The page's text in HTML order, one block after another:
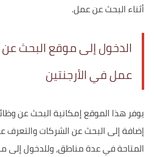
أثناء البحث عن عمل.
الدخول إلى موقع البحث
عمل في الأرجنتين
يوفر هذا الموقع إمكانية البحث عن
إضافة إلى البحث عن الشركات
المتاحة في عدة مناطق، وللدخول إلى